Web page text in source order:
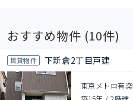
おすすめ物件 (10件)
賃貸物件 下新倉2丁目戸建
東京メトロ有